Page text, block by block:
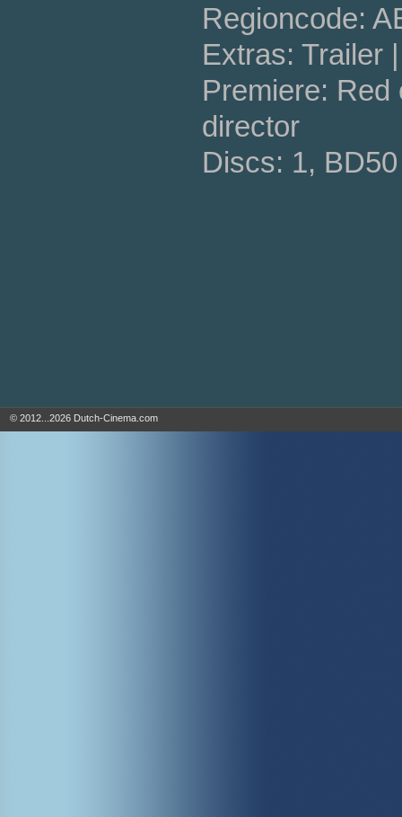
Regioncode:
Extras: Trailer
Premiere: Red
director
Discs: 1, BD50
© 2012...2026 Dutch-Cinema.com